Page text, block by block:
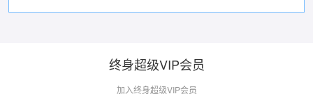
终身超级VIP会员
加入终身超级VIP会员